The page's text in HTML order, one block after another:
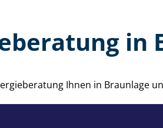
in
Ihnen in Braunlage